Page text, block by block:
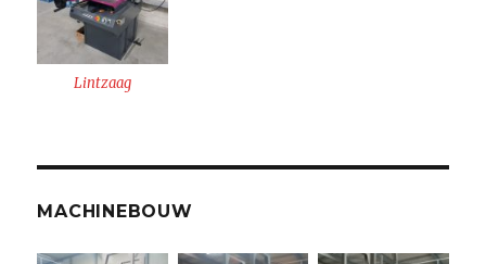
Lintzaag
MACHINEBOUW